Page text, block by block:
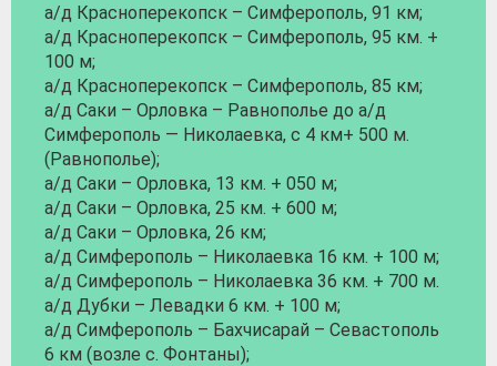
а/д Красноперекопск – Симферополь, 91 км;
а/д Красноперекопск – Симферополь, 95 км. +
100 м;
а/д Красноперекопск – Симферополь, 85 км;
а/д Саки – Орловка – Равнополье до а/д
Симферополь — Николаевка, с 4 км+ 500 м.
(Равнополье);
а/д Саки – Орловка, 13 км. + 050 м;
а/д Саки – Орловка, 25 км. + 600 м;
а/д Саки – Орловка, 26 км;
а/д Симферополь – Николаевка 16 км. + 100 м;
а/д Симферополь – Николаевка 36 км. + 700 м.
а/д Дубки – Левадки 6 км. + 100 м;
а/д Симферополь – Бахчисарай – Севастополь
6 км (возле с. Фонтаны);